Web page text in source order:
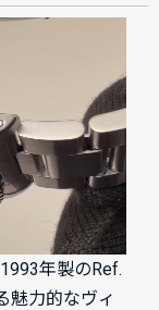
年製のRef.
魅力的なヴィ